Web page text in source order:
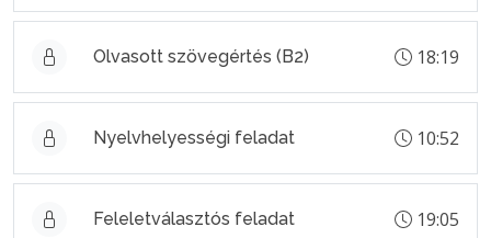
Olvasott szövegértés (B2) 18:19
Nyelvhelyességi feladat 10:52
Feleletválasztós feladat 19:05